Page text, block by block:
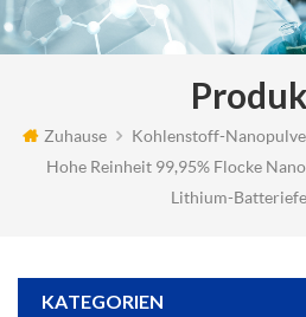
Zuhause Kohlenstoff-
Hohe Reinheit 99,95% Flocke
Lithium-
KATEGORIEN